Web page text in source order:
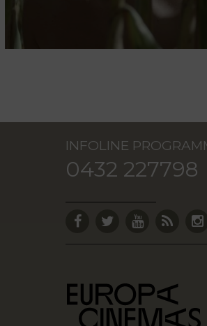
INFOLINE
0432 227798